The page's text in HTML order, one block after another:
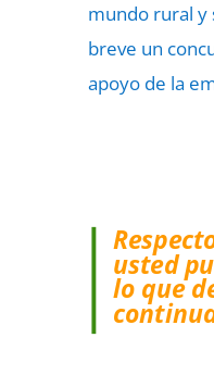
mundo rural y
breve un
apoyo de la
usted
lo que